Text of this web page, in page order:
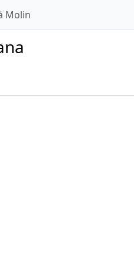
Molin